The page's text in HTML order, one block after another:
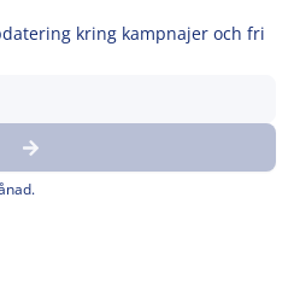
kring kampnajer och fri
Submit